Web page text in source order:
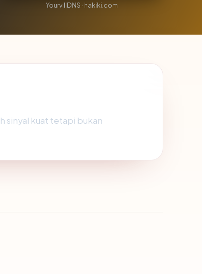
YourvillDNS · hakiki.com
sinyal kuat tetapi bukan